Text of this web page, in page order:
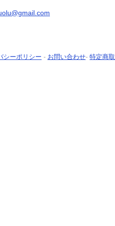
シーポリシー - お問い合わせ- 特定商